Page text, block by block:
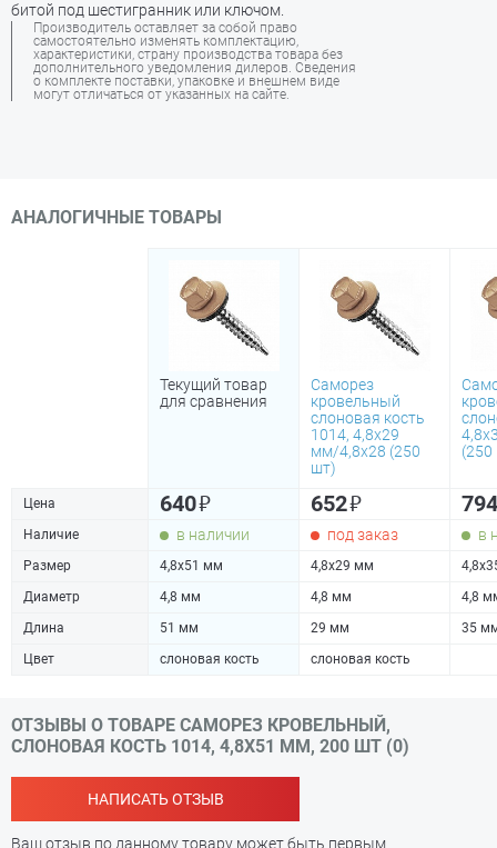
битой под шестигранник или ключом.
Производитель оставляет за собой право
самостоятельно изменять комплектацию,
характеристики, страну производства товара без
дополнительного уведомления дилеров. Сведения
о комплекте поставки, упаковке и внешнем виде
могут отличаться от указанных на сайте.
АНАЛОГИЧНЫЕ ТОВАРЫ
Текущий товар
для сравнения
Саморез
кровельный
слоновая кость
1014, 4,8х29
мм/4,8х28 (250
шт)
Цена 640₽ 652₽
Наличие в наличии под заказ в
Размер 4,8х51 мм 4,8х29 мм
Диаметр
4,8 мм 4,8 мм
4,8
Длина
51 мм 29 мм
35
Цвет
слоновая кость слоновая кость
ОТЗЫВЫ О ТОВАРЕ САМОРЕЗ КРОВЕЛЬНЫЙ,
СЛОНОВАЯ КОСТЬ 1014, 4,8Х51 ММ, 200 ШТ (0)
НАПИСАТЬ ОТЗЫВ
Ваш отзыв по данному товару может быть первым